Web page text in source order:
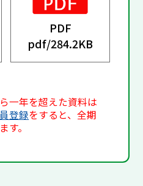
PDF
pdf/284.2KB
一年を超えた資料は
登録をすると、全期
す。